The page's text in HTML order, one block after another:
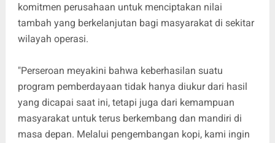
komitmen perusahaan untuk menciptakan nilai
tambah yang berkelanjutan bagi masyarakat di sekitar
wilayah operasi.
"Perseroan meyakini bahwa keberhasilan suatu
program pemberdayaan tidak hanya diukur dari hasil
yang dicapai saat ini, tetapi juga dari kemampuan
masyarakat untuk terus berkembang dan mandiri di
masa depan. Melalui pengembangan kopi, kami ingin